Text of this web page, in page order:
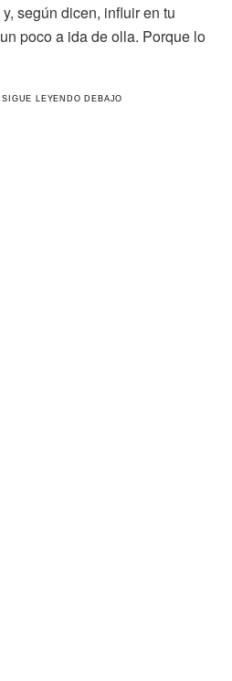
según dicen, influir en tu
poco a ida de olla. Porque lo